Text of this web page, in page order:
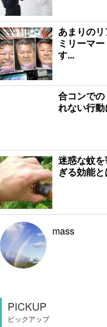
あまりの
ミリーマ
す...
合コンで
れない行動
迷惑な蚊
ぎる効能
mass
PICKUP
ピックアップ